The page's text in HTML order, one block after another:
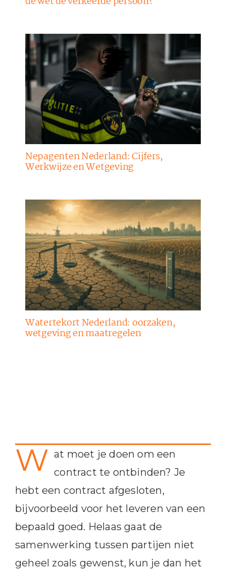
Nepagenten Nederland: Cijfers,
Werkwijze en Wetgeving
Watertekort Nederland: oorzaken,
wetgeving en maatregelen
W at moet je doen om een
contract te ontbinden? Je
hebt een contract afgesloten,
bijvoorbeeld voor het leveren van een
bepaald goed. Helaas gaat de
samenwerking tussen partijen niet
geheel zoals gewenst, kun je dan het